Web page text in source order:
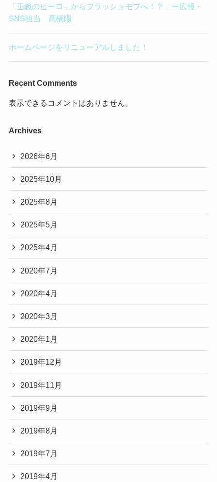
「正義のヒーロ－からフラッシュモブへ！？」ー広報・
SNS担当 高橋陽
ホームページをリニューアルしました！
Recent Comments
表示できるコメントはありません。
Archives
2026年6月
2025年10月
2025年8月
2025年5月
2025年4月
2020年7月
2020年4月
2020年3月
2020年1月
2019年12月
2019年11月
2019年9月
2019年8月
2019年7月
2019年4月